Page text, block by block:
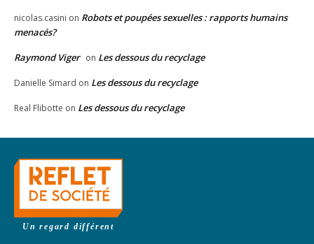
nicolas.casini on Robots et poupées sexuelles : rapports humains
menacés?
Raymond Viger on Les dessous du recyclage
Danielle Simard on Les dessous du recyclage
Real Flibotte on Les dessous du recyclage
Un regard différent